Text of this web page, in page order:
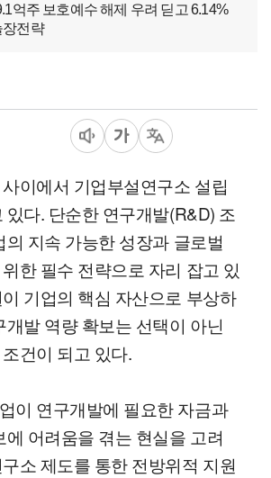
억주 보호예수 해제 우려 딛고 6.14%
장전략
이에서 기업부설연구소 설립
있다. 단순한 연구개발(R&D) 조
의 지속 가능한 성장과 글로벌
한 필수 전략으로 자리 잡고 있
기업의 핵심 자산으로 부상하
개발 역량 확보는 선택이 아닌
건이 되고 있다.
이 연구개발에 필요한 자금과
에 어려움을 겪는 현실을 고려
소 제도를 통한 전방위적 지원